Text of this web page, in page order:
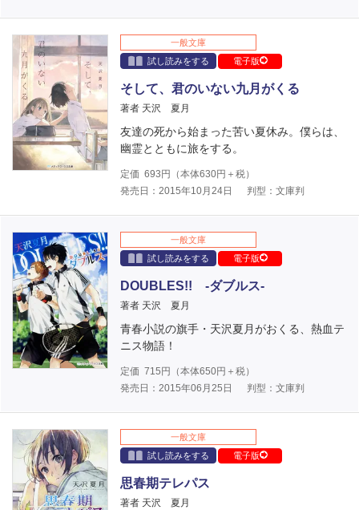
一般文庫
試し読みをする
電子版
そして、君のいない九月がくる
著者 天沢 夏月
友達の死から始まった苦い夏休み。僕らは、
幽霊とともに旅をする。
定価 693 円（本体630円＋税）
発売日：2015年10月24日
判型：文庫判
一般文庫
試し読みをする
電子版
DOUBLES!! -ダブルス-
著者 天沢 夏月
青春小説の旗手・天沢夏月がおくる、熱血テ
ニス物語！
定価 715 円（本体650円＋税）
発売日：2015年06月25日
判型：文庫判
一般文庫
試し読みをする
電子版
思春期テレパス
著者 天沢 夏月